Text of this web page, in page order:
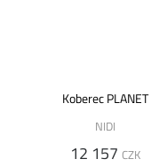
Koberec PLANET
NIDI
12 157 CZK